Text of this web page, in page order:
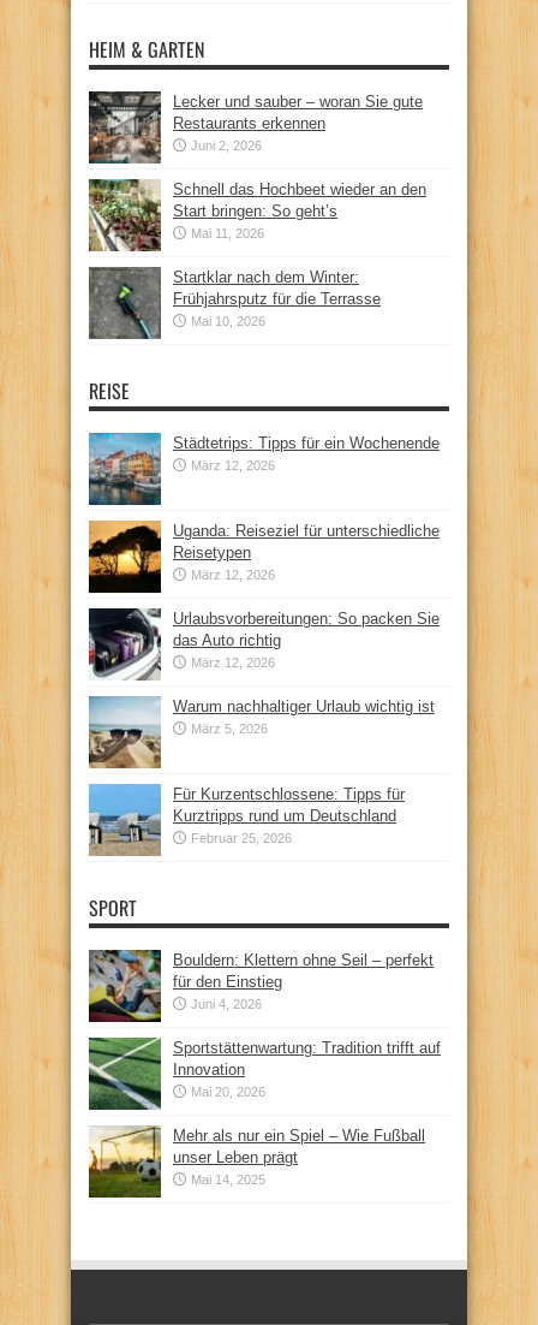
HEIM & GARTEN
Lecker und sauber – woran Sie gute
Restaurants erkennen
Juni 2, 2026
Schnell das Hochbeet wieder an den
Start bringen: So geht’s
Mai 11, 2026
Startklar nach dem Winter:
Frühjahrsputz für die Terrasse
Mai 10, 2026
REISE
Städtetrips: Tipps für ein Wochenende
März 12, 2026
Uganda: Reiseziel für unterschiedliche
Reisetypen
März 12, 2026
Urlaubsvorbereitungen: So packen Sie
das Auto richtig
März 12, 2026
Warum nachhaltiger Urlaub wichtig ist
März 5, 2026
Für Kurzentschlossene: Tipps für
Kurztripps rund um Deutschland
Februar 25, 2026
SPORT
Bouldern: Klettern ohne Seil – perfekt
für den Einstieg
Juni 4, 2026
Sportstättenwartung: Tradition trifft auf
Innovation
Mai 20, 2026
Mehr als nur ein Spiel – Wie Fußball
unser Leben prägt
Mai 14, 2025